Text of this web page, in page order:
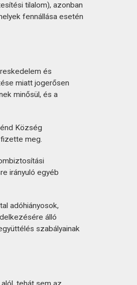
tilalom), azonban
fennállása esetén
és
miatt jogerősen
minősül, és a
Község
meg.
irányuló egyéb
adóhiányosok,
álló
szabályainak